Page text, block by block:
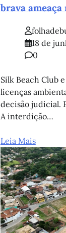
brava ameaça
18 de
0
Silk Beach Club
licenças
decisão judicial.
A interdição…
Leia Mais